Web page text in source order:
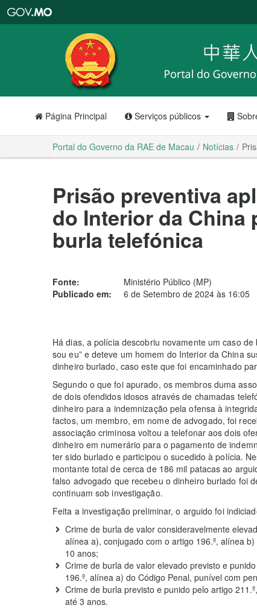
RAE
de
Macau
Página Principal Serviços públicos
Portal do Governo da RAE de Macau Notícias
Prisão preventiva
do Interior da China
burla telefónica
Fonte:
Ministério Público (MP)
Publicado em:
6 de Setembro de 2024 às 16:05
Há dias, a polícia descobriu novamente um caso
sou eu” e deteve um homem do Interior da China
dinheiro burlado, caso este que foi encaminhado
Segundo o que foi apurado, os membros duma
de dois ofendidos idosos através de chamadas
dinheiro para a indemnização pela ofensa à
factos, um membro, em nome de advogado, foi
associação criminosa voltou a telefonar aos dois
dinheiro em numerário para o pagamento de
ter sido burlado e participou o sucedido à polícia.
montante total de cerca de 186 mil patacas ao
falso advogado que recebeu o dinheiro burlado foi
continuam sob investigação.
Feita a investigação preliminar, o arguido foi
Crime de burla de valor consideravelmente
alínea a), conjugado com o artigo 196.º, alínea
10 anos;
Crime de burla de valor elevado previsto e
196.º, alínea a) do Código Penal, punível com
Crime de burla previsto e punido pelo artigo
até 3 anos.